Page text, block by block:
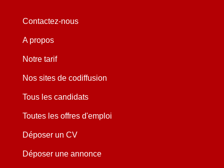
Contactez-nous
A propos
Notre tarif
Nos sites de codiffusion
Tous les candidats
Toutes les offres d'emploi
Déposer un CV
Déposer une annonce